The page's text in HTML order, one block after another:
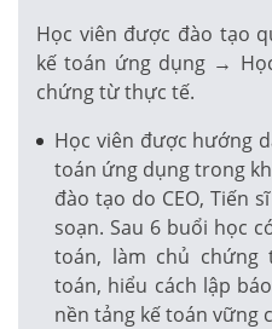
Học viên được đào tạo
kế toán ứng dụng →
chứng từ thực tế.
Học viên được hướng
toán ứng dụng trong
đào tạo do CEO, Tiến
soạn. Sau 6 buổi học
toán, làm chủ chứng
toán, hiểu cách lập
nền tảng kế toán vững